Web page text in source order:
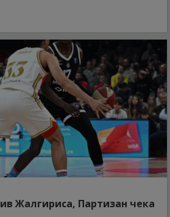
Жалгириса, Партизан чека